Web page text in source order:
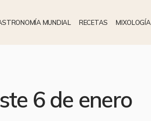
MUNDIAL RECETAS MIXOLOGÍA
6 de enero